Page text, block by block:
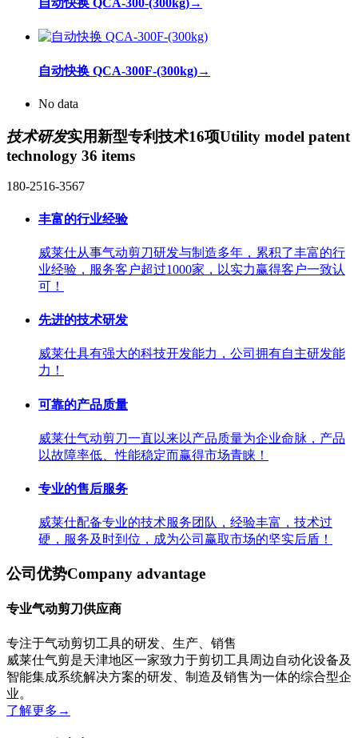
自动快换 QCA-300-(300kg)→
自动快换 QCA-300F-(300kg)→
No data
技术研发实用新型专利技术16项Utility model patent
technology 36 items
180-2516-3567
丰富的行业经验
威莱仕从事气动剪刀研发与制造多年，累积了丰富的行
业经验，服务客户超过1000家，以实力赢得客户一致认
可！
先进的技术研发
威莱仕具有强大的科技开发能力，公司拥有自主研发能
力！
可靠的产品质量
威莱仕气动剪刀一直以来以产品质量为企业命脉，产品
以故障率低、性能稳定而赢得市场青睐！
专业的售后服务
威莱仕配备专业的技术服务团队，经验丰富，技术过
硬，服务及时到位，成为公司赢取市场的坚实后盾！
公司优势Company advantage
专业气动剪刀供应商
专注于气动剪切工具的研发、生产、销售
威莱仕气剪是天津地区一家致力于剪切工具周边自动化设备及
智能集成系统解决方案的研发、制造及销售为一体的综合型企
业。
了解更多 →